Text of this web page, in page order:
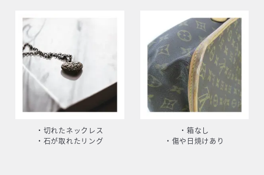
・切れたネックレス
・石が取れたリング
・箱なし
・傷や日焼けあり